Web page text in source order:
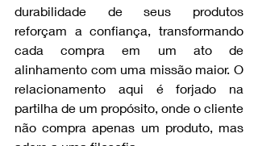
durabilidade de seus produtos
reforçam a confiança, transformando
cada compra em um ato de
alinhamento com uma missão maior. O
relacionamento aqui é forjado na
partilha de um propósito, onde o cliente
não compra apenas um produto, mas